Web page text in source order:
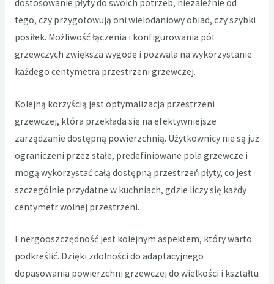
dostosowanie płyty do swoich potrzeb, niezależnie od
tego, czy przygotowują oni wielodaniowy obiad, czy szybki
posiłek. Możliwość łączenia i konfigurowania pól
grzewczych zwiększa wygodę i pozwala na wykorzystanie
każdego centymetra przestrzeni grzewczej.
Kolejną korzyścią jest optymalizacja przestrzeni
grzewczej, która przekłada się na efektywniejsze
zarządzanie dostępną powierzchnią. Użytkownicy nie są już
ograniczeni przez stałe, predefiniowane pola grzewcze i
mogą wykorzystać całą dostępną przestrzeń płyty, co jest
szczególnie przydatne w kuchniach, gdzie liczy się każdy
centymetr wolnej przestrzeni.
Energooszczędność jest kolejnym aspektem, który warto
podkreślić. Dzięki zdolności do adaptacyjnego
dopasowania powierzchni grzewczej do wielkości i kształtu